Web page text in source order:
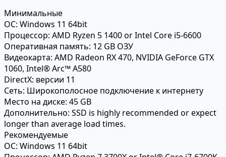
Минимальные
ОС: Windows 11 64bit
Процессор: AMD Ryzen 5 1400 or Intel Core i5-6600
Оперативная память: 12 GB ОЗУ
Видеокарта: AMD Radeon RX 470, NVIDIA GeForce GTX
1060, Intel® Arc™ A580
DirectX: версии 11
Сеть: Широкополосное подключение к интернету
Место на диске: 45 GB
Дополнительно: SSD is highly recommended or expect
longer than average load times.
Рекомендуемые
ОС: Windows 11 64bit